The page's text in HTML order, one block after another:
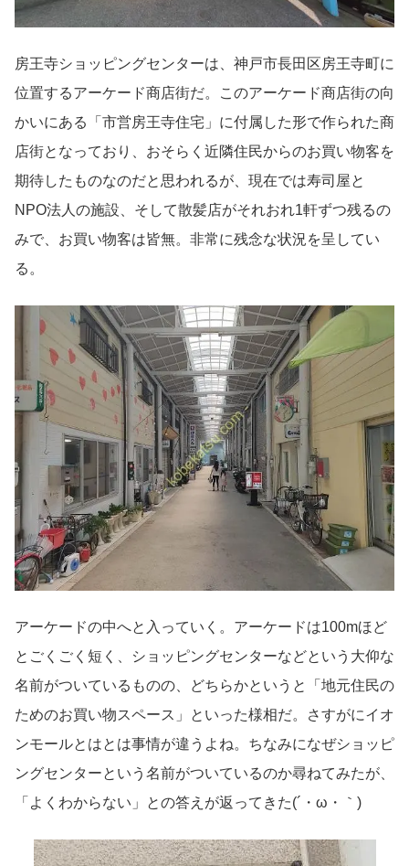
房王寺ショッピングセンターは、神戸市長田区房王寺町に
位置するアーケード商店街だ。このアーケード商店街の向
かいにある「市営房王寺住宅」に付属した形で作られた商
店街となっており、おそらく近隣住民からのお買い物客を
期待したものなのだと思われるが、現在では寿司屋と
NPO法人の施設、そして散髪店がそれおれ1軒ずつ残るの
みで、お買い物客は皆無。非常に残念な状況を呈してい
る。
アーケードの中へと入っていく。アーケードは100mほど
とごくごく短く、ショッピングセンターなどという大仰な
名前がついているものの、どちらかというと「地元住民の
ためのお買い物スペース」といった様相だ。さすがにイオ
ンモールとはとは事情が違うよね。ちなみになぜショッピ
ングセンターという名前がついているのか尋ねてみたが、
「よくわからない」との答えが返ってきた(´・ω・｀)